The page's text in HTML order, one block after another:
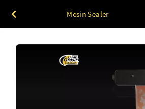
Mesin Sealer